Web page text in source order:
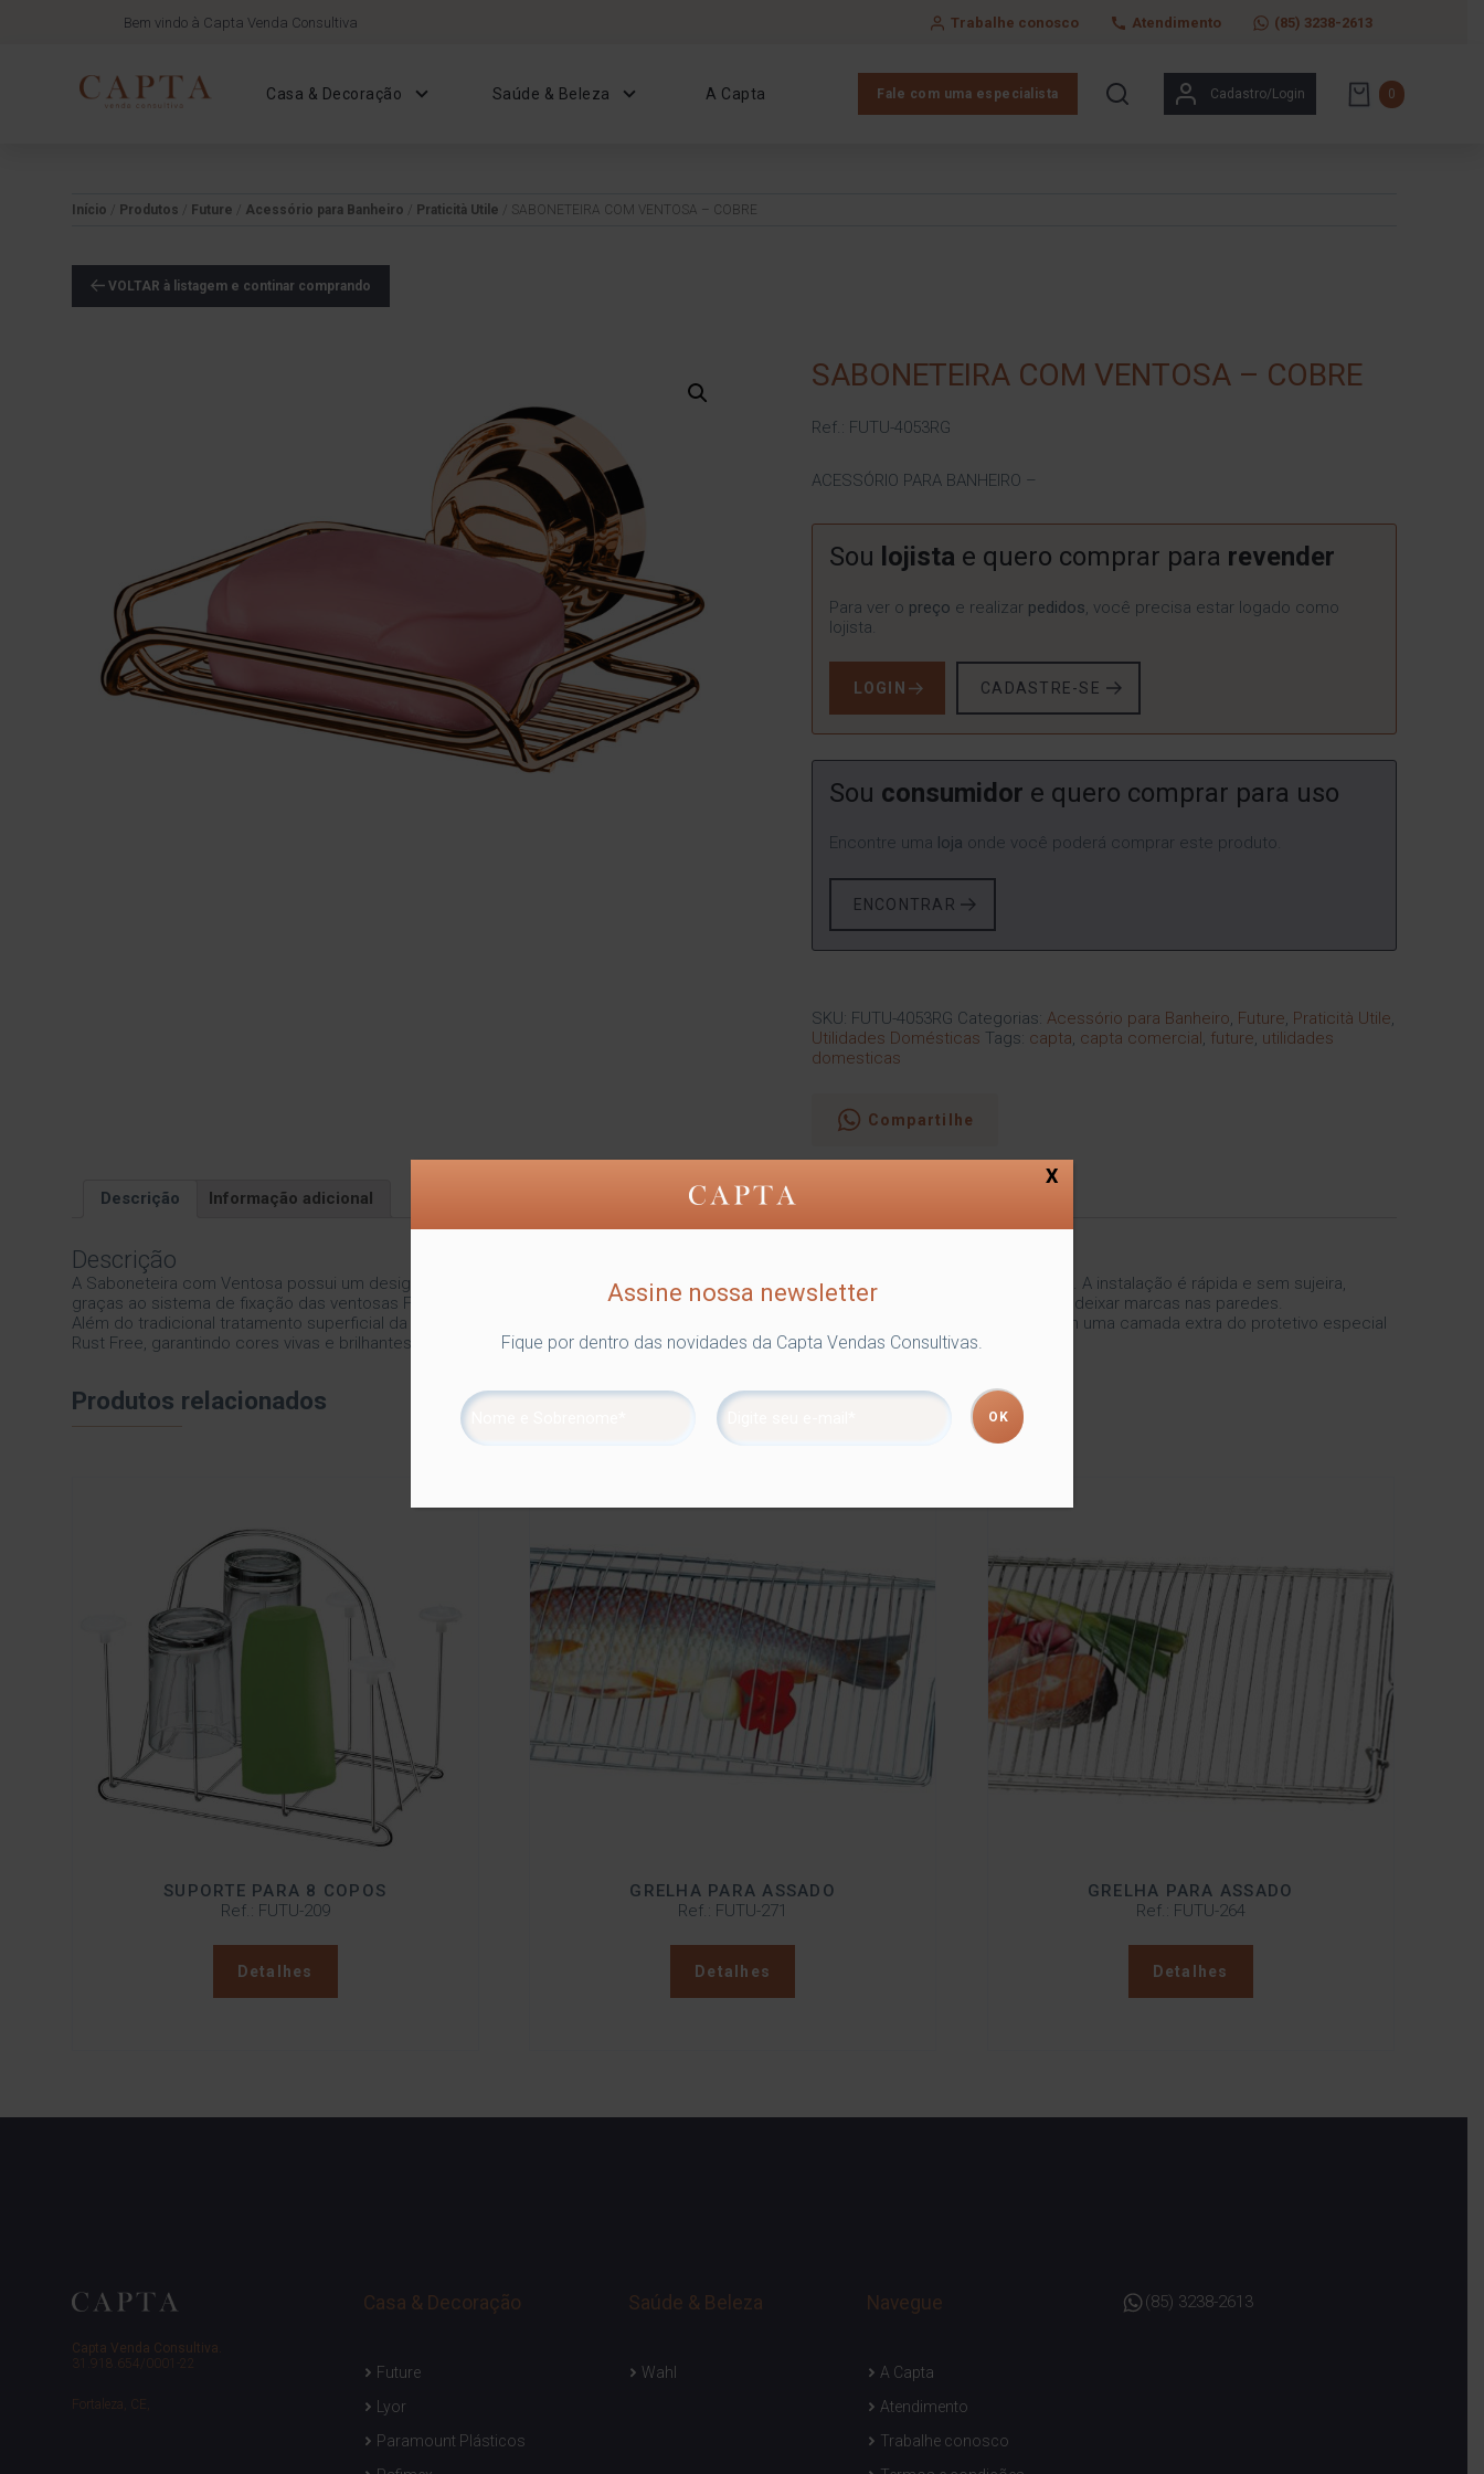
Bem vindo à Capta Venda Consultiva Trabalhe conosco Atendimento (85) 3238-2613
Casa & Decoração Saúde & Beleza A Capta Fale com uma especialista Cadastro/Login 0
Início Produtos Future Acessório para Banheiro Praticità Utile / SABONETEIRA COM VENTOSA – COBRE
VOLTAR à listagem e continar comprando
SABONETEIRA COM VENTOSA – COBRE
Ref.: FUTU-4053RG
ACESSÓRIO PARA BANHEIRO –
Sou lojista e quero comprar para revender
Para ver o preço e realizar pedidos , você precisa estar logado como
lojista.
LOGIN CADASTRE-SE
Sou consumidor e quero comprar para uso
Encontre uma loja onde você poderá comprar este produto.
ENCONTRAR
SKU: FUTU-4053RG Categorias: Acessório para Banheiro, Future, Praticità Utile,
Utilidades Domésticas Tags: capta, capta comercial, future, utilidades
domesticas
Compartilhe
Descrição Informação adicional
Descrição
A Saboneteira com Ventosa possui um design atemporal e sofisticado. O acabamento brilhante traz beleza e delicadeza ao banheiro. A instalação é rápida e sem sujeira,
graças ao sistema de fixação das ventosas Future. Utilizando peças com ventosa, você pode mudá-las de lugar com facilidade, sem deixar marcas nas paredes.
Além do tradicional tratamento superficial da Future – onde são aplicadas até 4 camadas de metal – os produtos são revestidos com uma camada extra do protetivo especial
Rust Free, garantindo cores vivas e brilhantes, além de maior resistência contra ferrugem.
Produtos relacionados
SUPORTE PARA 8 COPOS
Ref.: FUTU-209
Detalhes
GRELHA PARA ASSADO
Ref.: FUTU-271
Detalhes
GRELHA PARA ASSADO
Ref.: FUTU-264
Detalhes
Capta Venda Consultiva.
31.918.654/0001-22
Fortaleza, CE,
Casa & Decoração
Future
Lyor
Paramount Plásticos
Saúde & Beleza
Wahl
Navegue
A Capta
Atendimento
Trabalhe conosco
(85) 3238-2613
Assine nossa newsletter
Fique por dentro das novidades da Capta Vendas Consultivas.
X